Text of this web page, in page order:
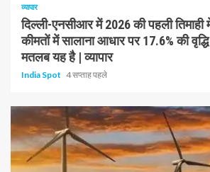
व्यापार
दिल्ली-एनसीआर में 2026 की पहली
कीमतों में सालाना आधार पर 17.6% की
मतलब यह है | व्यापार
India Spot 4 सप्ताह पहले